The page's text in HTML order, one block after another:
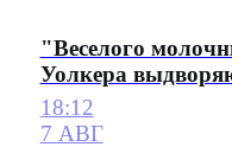
"Веселого
Уолкера
18:12
7 АВГ